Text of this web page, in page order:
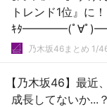
トレンド1位』に
ｷﾀ━━━━(ﾟ∀ﾟ
乃木坂46まとめ 1/
【乃木坂46】最近
成長してないか...